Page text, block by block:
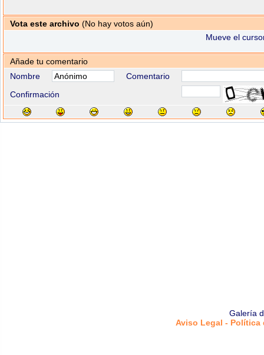
Vota este archivo (No hay votos aún)
Mueve el
Añade tu comentario
Nombre
Comentario
Confirmación
Galería
Aviso Legal -